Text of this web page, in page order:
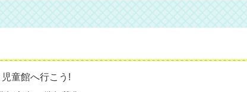
童館へ行こう!